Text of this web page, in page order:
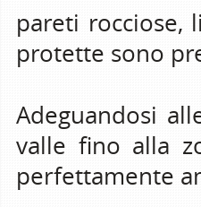
pareti rocciose,
protette sono
Adeguandosi
valle fino alla
perfettamente